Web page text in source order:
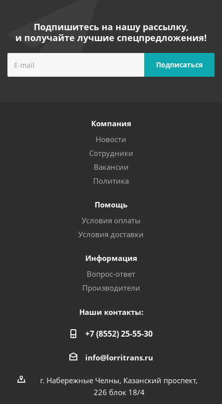
Подпишитесь на нашу рассылку,
и получайте лучшие спецпредложения!
Компания
Новости
Сотрудники
Вакансии
Политика
Помощь
Условия оплаты
Условия доставки
Информация
Вопрос-ответ
Производители
Наши контакты:
+7 (8552) 25-55-30
info@lorritrans.ru
г. Набережные Челны, Казанский проспект,
226 блок 18/4